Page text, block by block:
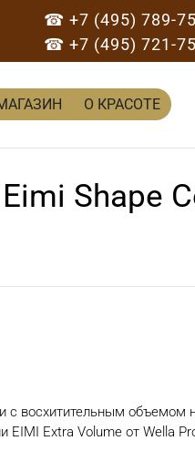
☎ +7 (495) 789-
☎ +7 (495) 721-
к
О КРАСОТЕ
Shape
с восхитительным объемом
EIMI Extra Volume от Wella